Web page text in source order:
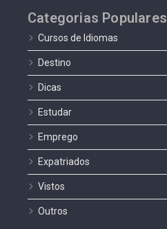
Categorias Populares
Cursos de Idiomas
Destino
Dicas
Estudar
Emprego
Expatriados
Vistos
Outros